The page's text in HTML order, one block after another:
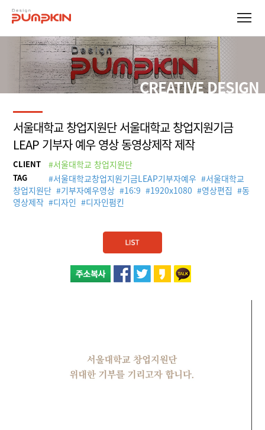
CREATIVE DESIGN
서울대학교 창업지원단 서울대학교 창업지원기금
LEAP 기부자 예우 영상 동영상제작 제작
CLIENT #서울대학교 창업지원단
TAG #서울대학교창업지원기금LEAP기부자예우 #서울대학교
창업지원단 #기부자예우영상 #16:9 #1920x1080 #영상편집 #동
영상제작 #디자인 #디자인펌킨